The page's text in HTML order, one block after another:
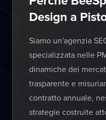
Design a
Siamo un'agenzia
specializzata nelle
dinamiche dei
trasparente e
contratto annuale,
strategie costruite